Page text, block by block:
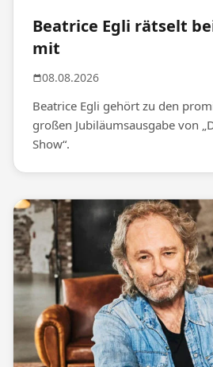
Beatrice Egli rätselt
mit
08.08.2026
Beatrice Egli gehört zu den
großen Jubiläumsausgabe von
Show“.